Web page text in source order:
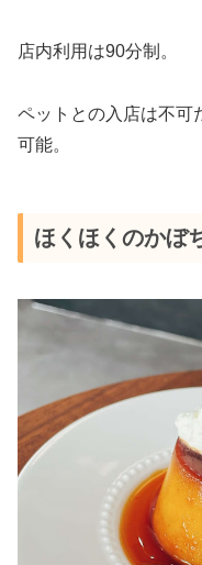
店内利用は90分制。
ペットとの入店は不可
可能。
ほくほくのかぼ